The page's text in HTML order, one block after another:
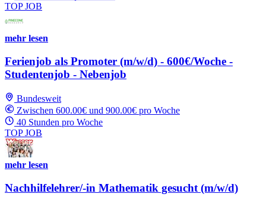
TOP JOB
mehr lesen
Ferienjob als Promoter (m/w/d) - 600€/Woche -
Studentenjob - Nebenjob
Bundesweit
Zwischen 600.00€ und 900.00€ pro Woche
40 Stunden pro Woche
TOP JOB
mehr lesen
Nachhilfelehrer/-in Mathematik gesucht (m/w/d)